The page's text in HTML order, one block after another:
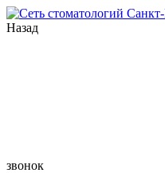
Назад
звонок